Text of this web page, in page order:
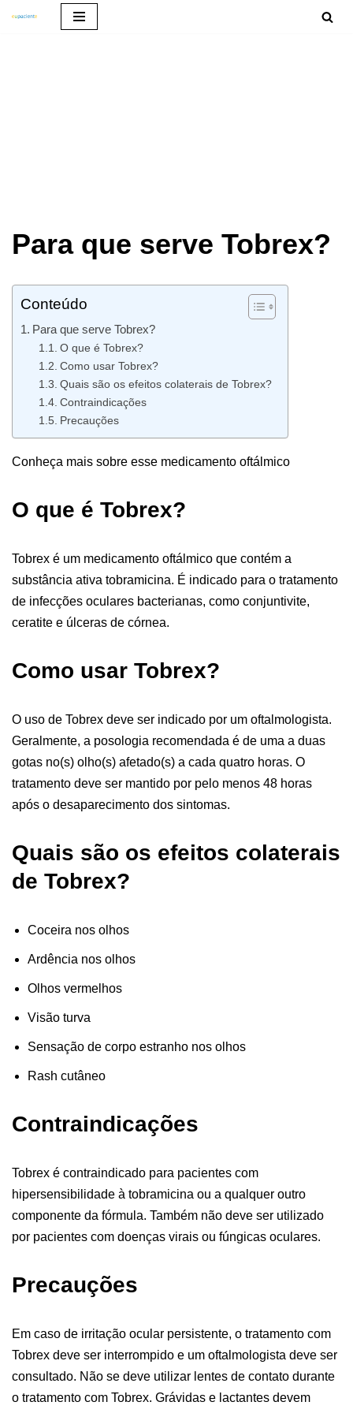
Para que serve Tobrex?
Conteúdo
Para que serve Tobrex?
O que é Tobrex?
Como usar Tobrex?
Quais são os efeitos colaterais de Tobrex?
Contraindicações
Precauções
Conheça mais sobre esse medicamento oftálmico
O que é Tobrex?
Tobrex é um medicamento oftálmico que contém a
substância ativa tobramicina. É indicado para o tratamento
de infecções oculares bacterianas, como conjuntivite,
ceratite e úlceras de córnea.
Como usar Tobrex?
O uso de Tobrex deve ser indicado por um oftalmologista.
Geralmente, a posologia recomendada é de uma a duas
gotas no(s) olho(s) afetado(s) a cada quatro horas. O
tratamento deve ser mantido por pelo menos 48 horas
após o desaparecimento dos sintomas.
Quais são os efeitos colaterais
de Tobrex?
Coceira nos olhos
Ardência nos olhos
Olhos vermelhos
Visão turva
Sensação de corpo estranho nos olhos
Rash cutâneo
Contraindicações
Tobrex é contraindicado para pacientes com
hipersensibilidade à tobramicina ou a qualquer outro
componente da fórmula. Também não deve ser utilizado
por pacientes com doenças virais ou fúngicas oculares.
Precauções
Em caso de irritação ocular persistente, o tratamento com
Tobrex deve ser interrompido e um oftalmologista deve ser
consultado. Não se deve utilizar lentes de contato durante
o tratamento com Tobrex. Grávidas e lactantes devem